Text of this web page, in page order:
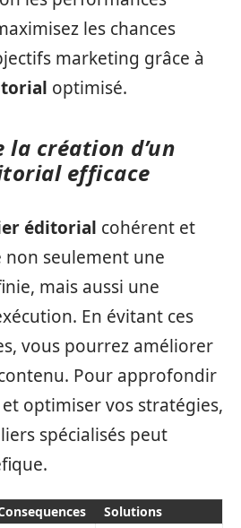
les chances
marketing grâce à
optimisé.
la création d’un
efficace
éditorial cohérent et
non seulement une
mais aussi une
En évitant ces
vous pourrez améliorer
Pour approfondir
optimiser vos stratégies,
spécialisés peut
Solutions